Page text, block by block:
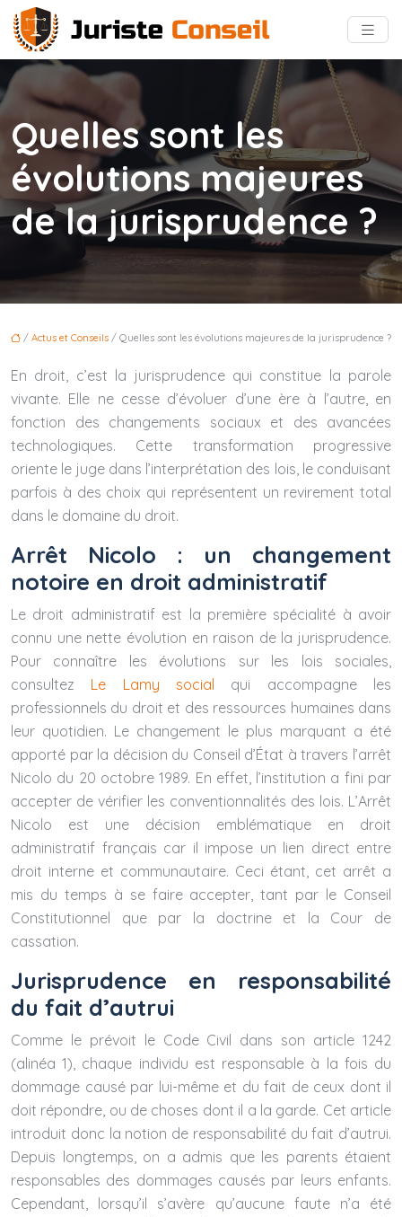
Quelles sont les
évolutions majeures
de la jurisprudence ?
/ Actus et Conseils / Quelles sont les évolutions majeures de la jurisprudence ?
En droit, c’est la jurisprudence qui constitue la parole
vivante. Elle ne cesse d’évoluer d’une ère à l’autre, en
fonction des changements sociaux et des avancées
technologiques. Cette transformation progressive
oriente le juge dans l’interprétation des lois, le conduisant
parfois à des choix qui représentent un revirement total
dans le domaine du droit.
Arrêt Nicolo : un changement
notoire en droit administratif
Le droit administratif est la première spécialité à avoir
connu une nette évolution en raison de la jurisprudence.
Pour connaître les évolutions sur les lois sociales,
consultez Le Lamy social qui accompagne les
professionnels du droit et des ressources humaines dans
leur quotidien. Le changement le plus marquant a été
apporté par la décision du Conseil d’État à travers l’arrêt
Nicolo du 20 octobre 1989. En effet, l’institution a fini par
accepter de vérifier les conventionnalités des lois. L’Arrêt
Nicolo est une décision emblématique en droit
administratif français car il impose un lien direct entre
droit interne et communautaire. Ceci étant, cet arrêt a
mis du temps à se faire accepter, tant par le Conseil
Constitutionnel que par la doctrine et la Cour de
cassation.
Jurisprudence en responsabilité
du fait d’autrui
Comme le prévoit le Code Civil dans son article 1242
(alinéa 1), chaque individu est responsable à la fois du
dommage causé par lui-même et du fait de ceux dont il
doit répondre, ou de choses dont il a la garde. Cet article
introduit donc la notion de responsabilité du fait d’autrui.
Depuis longtemps, on a admis que les parents étaient
responsables des dommages causés par leurs enfants.
Cependant, lorsqu’il s’avère qu’aucune faute n’a été